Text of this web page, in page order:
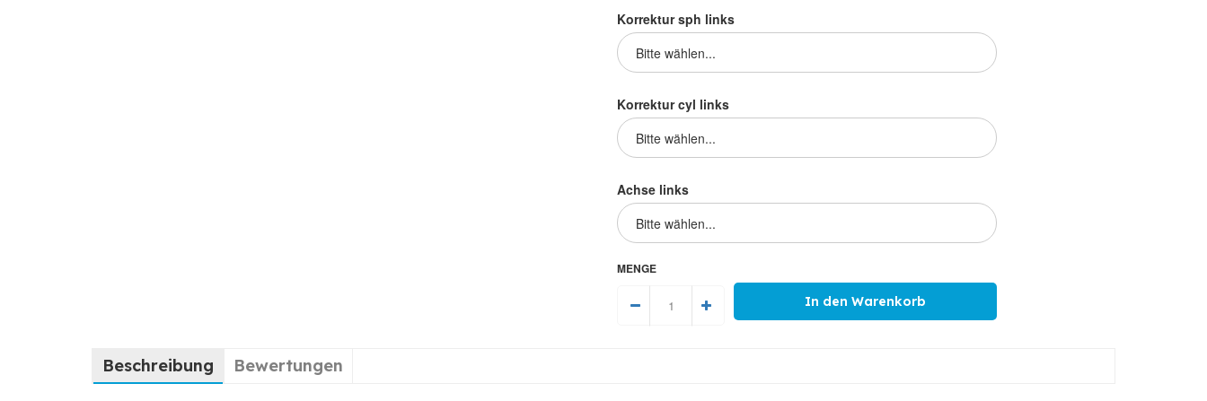
Korrektur sph links
Korrektur cyl links
Achse links
MENGE
Beschreibung Bewertungen